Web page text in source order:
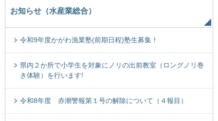
お知らせ（水産業総合）
令和9年度かがわ漁業塾(前期日程)塾生募集！
県内２か所で小学生を対象にノリの出前教室（ロングノリ巻
き体験）を行います!
令和8年度 赤潮警報第１号の解除について（４報目）